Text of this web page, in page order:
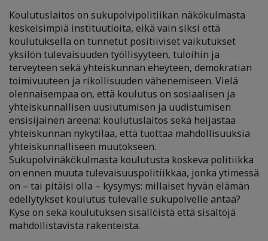
Koulutuslaitos on sukupolvipolitiikan näkökulmasta
keskeisimpiä instituutioita, eikä vain siksi että
koulutuksella on tunnetut positiiviset vaikutukset
yksilön tulevaisuuden työllisyyteen, tuloihin ja
terveyteen sekä yhteiskunnan eheyteen, demokratian
toimivuuteen ja rikollisuuden vähenemiseen. Vielä
olennaisempaa on, että koulutus on sosiaalisen ja
yhteiskunnallisen uusiutumisen ja uudistumisen
ensisijainen areena: koulutuslaitos sekä heijastaa
yhteiskunnan nykytilaa, että tuottaa mahdollisuuksia
yhteiskunnalliseen muutokseen.
Sukupolvinäkökulmasta koulutusta koskeva politiikka
on ennen muuta tulevaisuuspolitiikkaa, jonka ytimessä
on – tai pitäisi olla – kysymys: millaiset hyvän elämän
edellytykset koulutus tulevalle sukupolvelle antaa?
Kyse on sekä koulutuksen sisällöistä että sisältöjä
mahdollistavista rakenteista.